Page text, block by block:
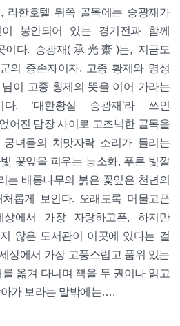
라한호텔 뒤쪽 골목에는 승광재가
봉안되어 있는 경기전과 함께
이다. 승광재(承光齋)는, 지금도
의 증손자이자, 고종 황제와 명성
이 고종 황제의 뜻을 이어 가라는
. ‘대한황실 승광재’라 쓰인
어진 담장 사이로 고즈넉한 골목을
녀들의 치맛자락 소리가 들리는
꽃잎을 피우는 능소화, 푸른 빛깔
는 배롱나무의 붉은 꽃잎은 천년의
롭게 보인다. 오래도록 머물고픈
상에서 가장 자랑하고픈, 하지만
않은 도서관이 이곳에 있다는 걸
상에서 가장 고풍스럽고 품위 있는
옮겨 다니며 책을 두 권이나 읽고
가 보라는 말밖에는….